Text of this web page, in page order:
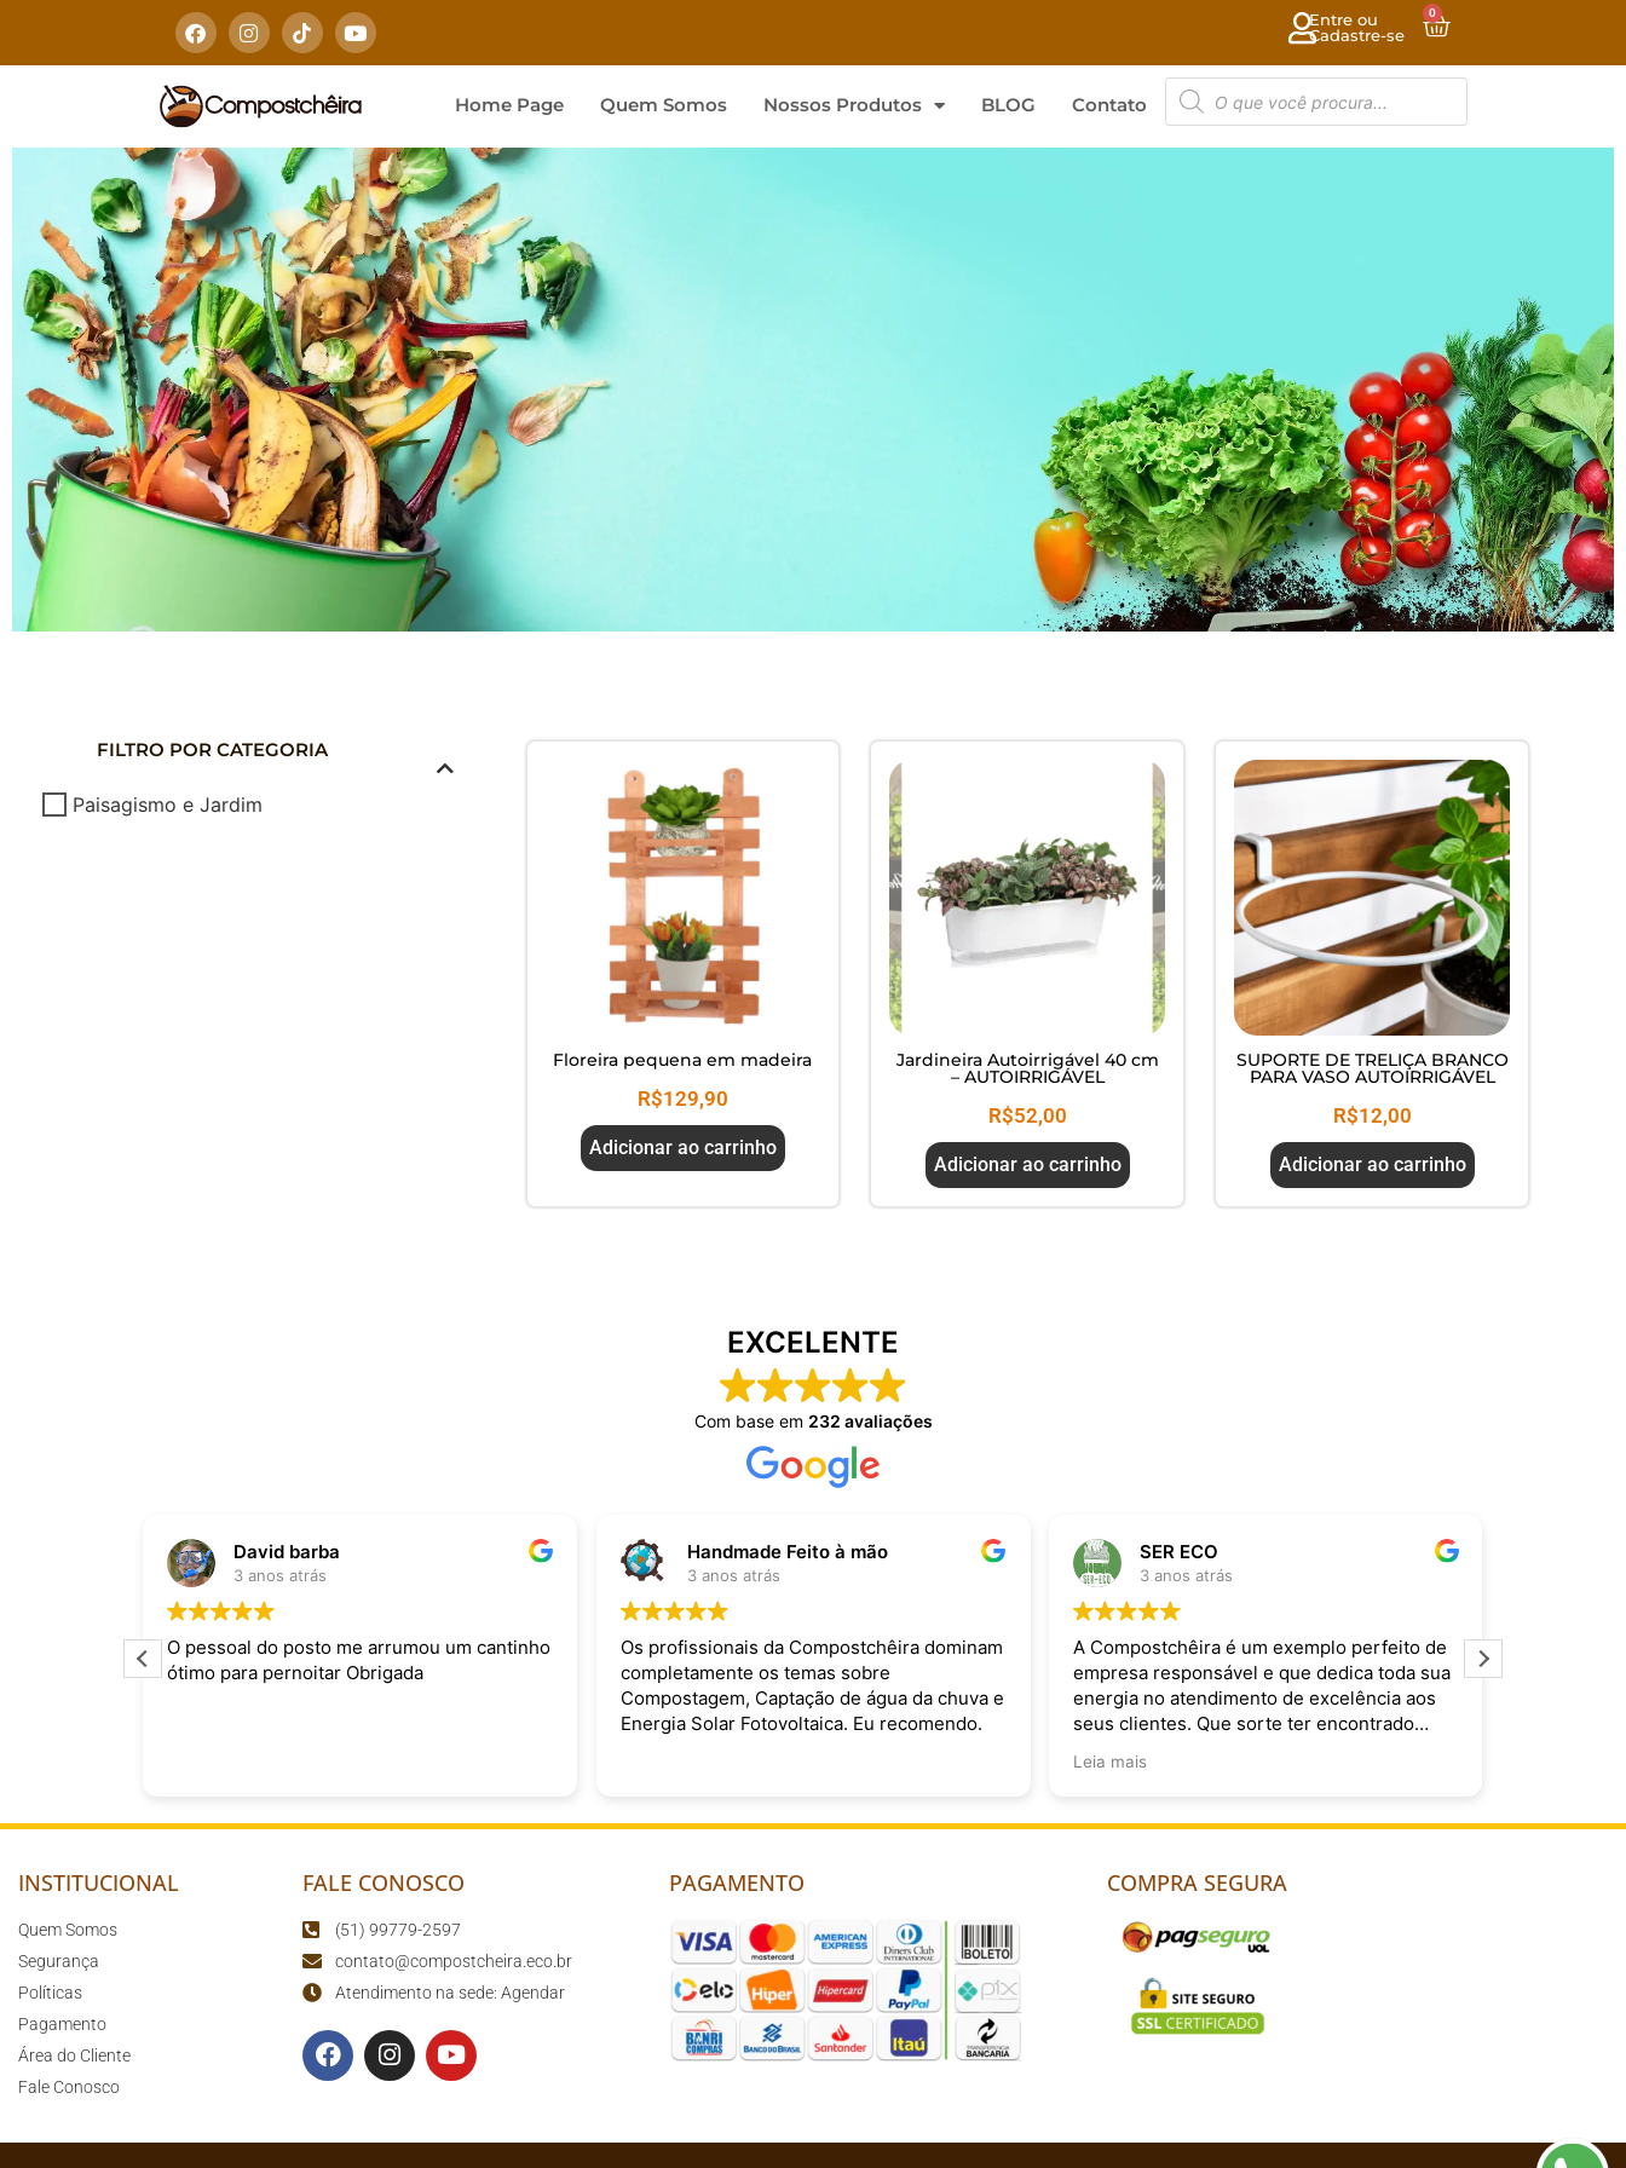
Entre ou
Cadastre-se
0
Home Page Quem Somos Nossos Produtos BLOG Contato
DOMÉSTICA
Composte seus Resíduos - Trate seu Jardim -
FILTRO POR CATEGORIA
Paisagismo e Jardim
Floreira pequena em madeira
R$129,90
Adicionar ao carrinho
Jardineira Autoirrigável 40 cm
– AUTOIRRIGÁVEL
R$52,00
Adicionar ao carrinho
SUPORTE DE TRELIÇA BRANCO
PARA VASO AUTOIRRIGÁVEL
R$12,00
Adicionar ao carrinho
EXCELENTE
Com base em 232 avaliações
David barba
3 anos atrás
O pessoal do posto me arrumou um cantinho
ótimo para pernoitar Obrigada
Handmade Feito à mão
3 anos atrás
Os profissionais da Compostchêira dominam
completamente os temas sobre
Compostagem, Captação de água da chuva e
Energia Solar Fotovoltaica. Eu recomendo.
SER ECO
3 anos atrás
A Compostchêira é um exemplo perfeito de
empresa responsável e que dedica toda sua
energia no atendimento de excelência aos
seus clientes. Que sorte ter encontrado
Leia mais
INSTITUCIONAL
Quem Somos
Segurança
Políticas
Pagamento
Área do Cliente
Fale Conosco
FALE CONOSCO
(51) 99779-2597
contato@compostcheira.eco.br
Atendimento na sede: Agendar
PAGAMENTO COMPRA SEGURA